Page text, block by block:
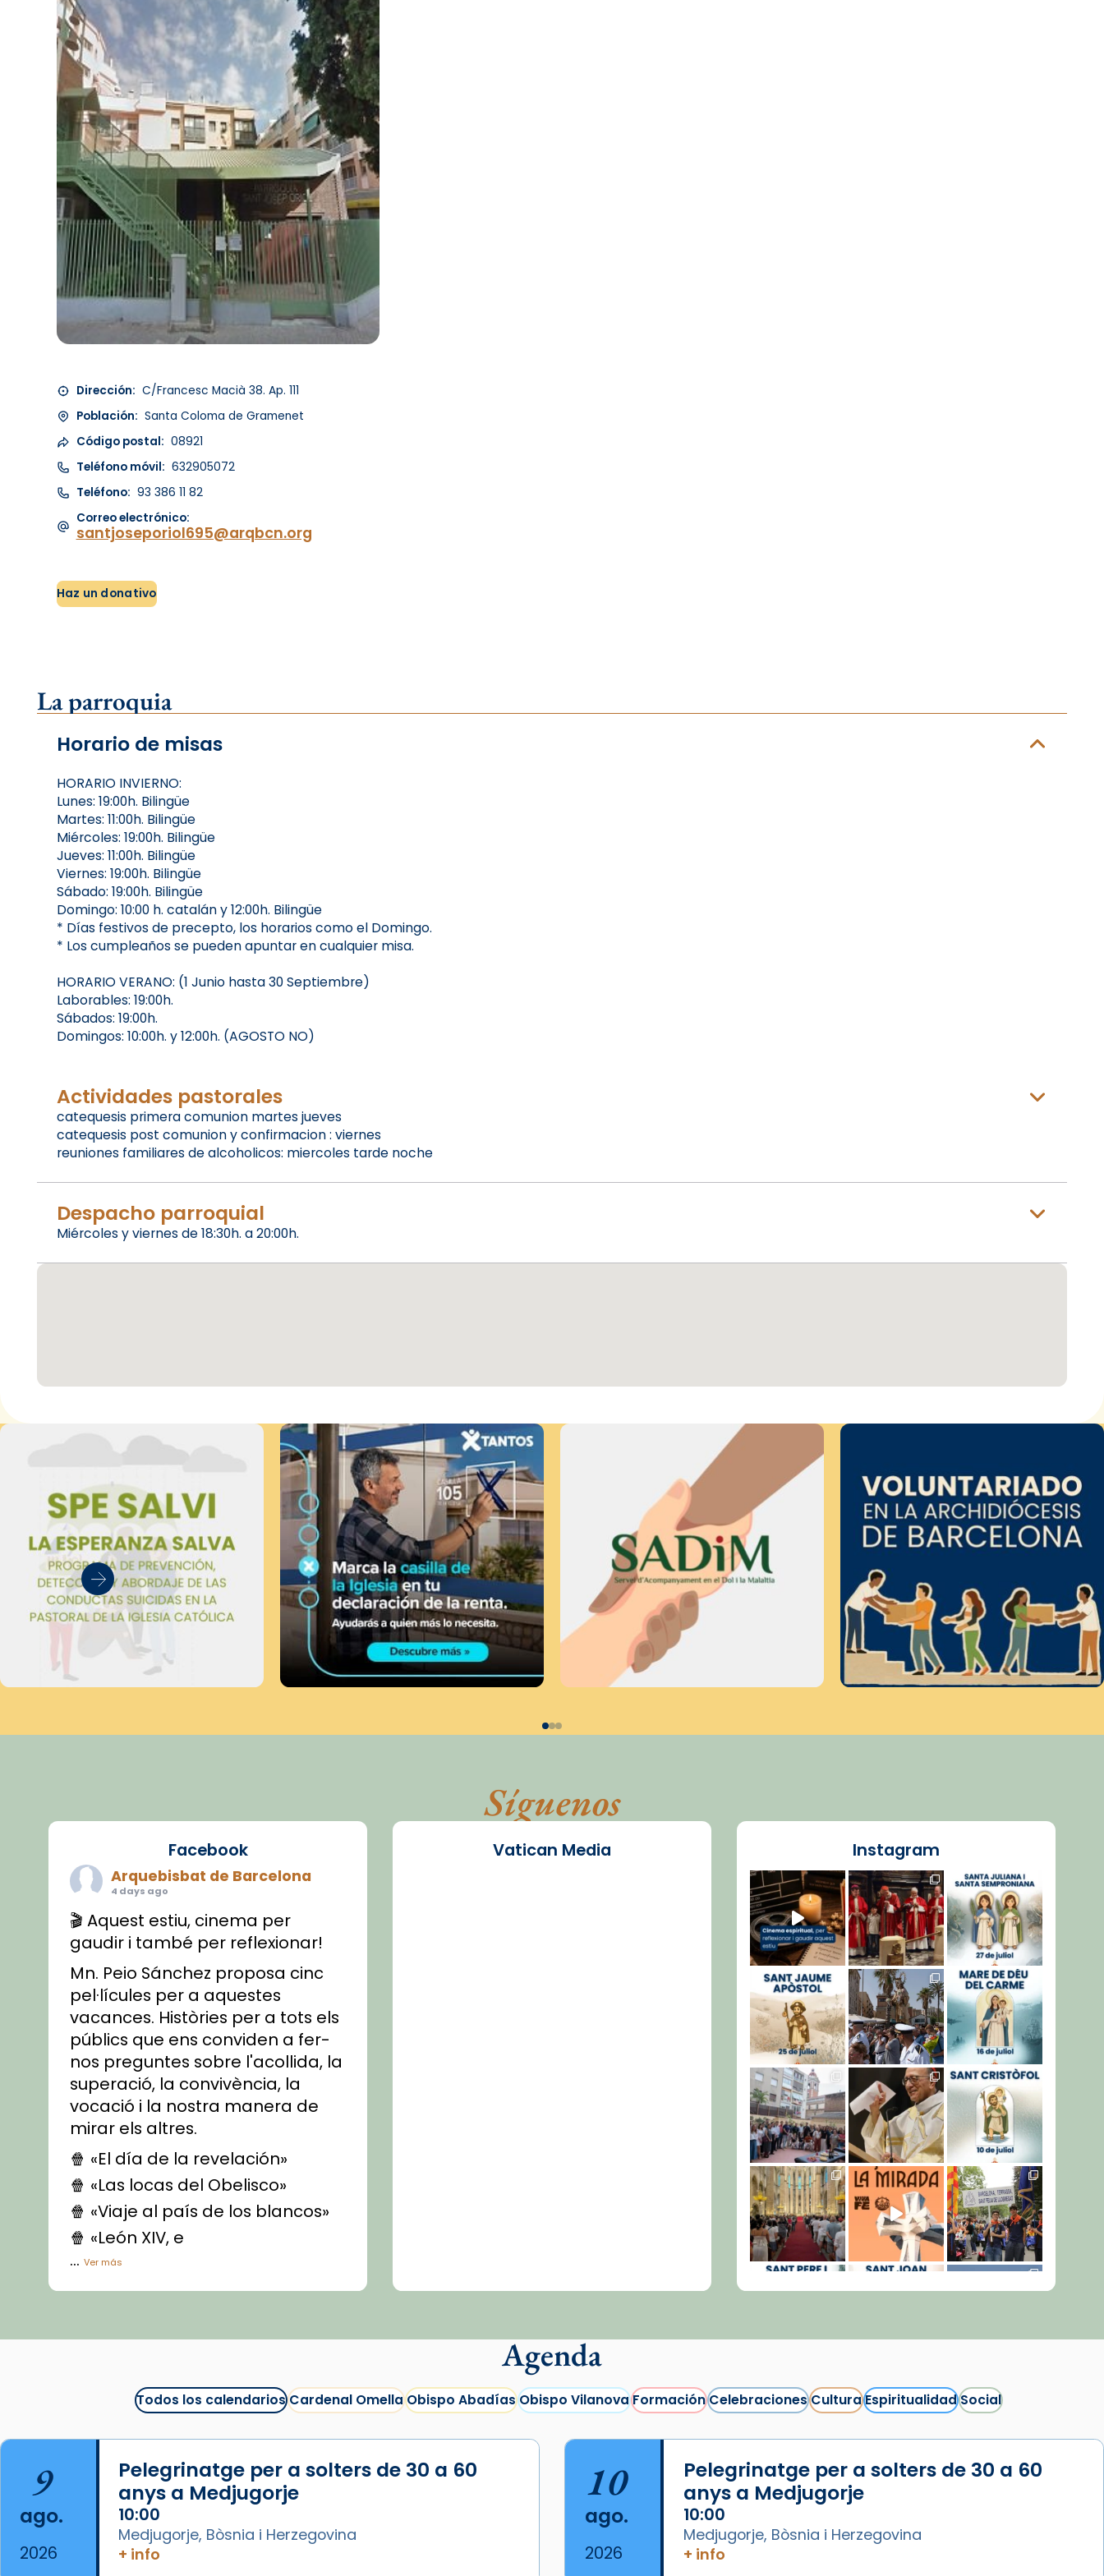
Dirección: C/Francesc Macià 38. Ap. 111
Población: Santa Coloma de Gramenet
Código postal: 08921
Teléfono móvil: 632905072
Teléfono: 93 386 11 82
Correo electrónico:
santjoseporiol695@arqbcn.org
Haz un donativo
La parroquia
Horario de misas
HORARIO INVIERNO:
Lunes: 19:00h. Bilingüe
Martes: 11:00h. Bilingüe
Miércoles: 19:00h. Bilingüe
Jueves: 11:00h. Bilingüe
Viernes: 19:00h. Bilingüe
Sábado: 19:00h. Bilingüe
Domingo: 10:00 h. catalán y 12:00h. Bilingüe
* Días festivos de precepto, los horarios como el Domingo.
* Los cumpleaños se pueden apuntar en cualquier misa.
HORARIO VERANO: (1 Junio hasta 30 Septiembre)
Laborables: 19:00h.
Sábados: 19:00h.
Domingos: 10:00h. y 12:00h. (AGOSTO NO)
Actividades pastorales
catequesis primera comunion martes jueves
catequesis post comunion y confirmacion : viernes
reuniones familiares de alcoholicos: miercoles tarde noche
Despacho parroquial
Miércoles y viernes de 18:30h. a 20:00h.
Síguenos
Facebook
Arquebisbat de Barcelona
4 days ago
🎬 Aquest estiu, cinema per
gaudir i també per reflexionar!
Mn. Peio Sánchez proposa cinc
pel·lícules per a aquestes
vacances. Històries per a tots els
públics que ens conviden a fer-
nos preguntes sobre l'acollida, la
superació, la convivència, la
vocació i la nostra manera de
mirar els altres.
🍿 «El día de la revelación»
🍿 «Las locas del Obelisco»
🍿 «Viaje al país de los blancos»
🍿 «León XIV, e
...Ver más
Vídeo
La Carmina va patir depressió.
arribar el seu testimoni al papa
Lleó XIV.
Recupera l'entrevista
compVatican News tican News 👇
Vatican Media Instagram
Cargar más...
Agenda
Todos los calendariosCardenal OmellaObispo AbadíasObispo VilanovaFormaciónCelebracionesCulturaEspiritualidadSocial
9
ago.
2026
Pelegrinatge per a solters de 30 a 60
anys a Medjugorje
10:00
Medjugorje, Bòsnia i Herzegovina
+ info
10
ago.
2026
Pelegrinatge per a solters de 30 a 60
anys a Medjugorje
10:00
Medjugorje, Bòsnia i Herzegovina
+ info